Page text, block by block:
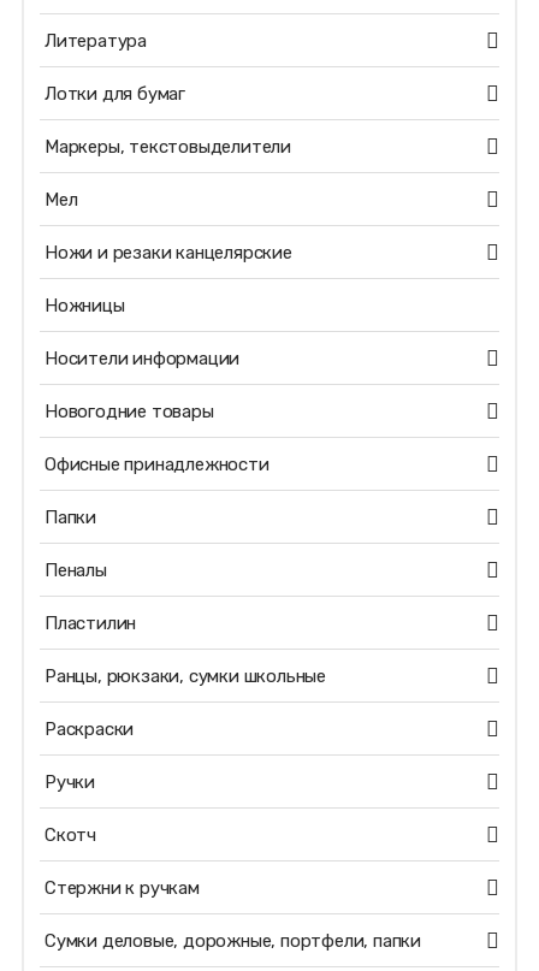
Литература
Лотки для бумаг
Маркеры, текстовыделители
Мел
Ножи и резаки канцелярские
Ножницы
Носители информации
Новогодние товары
Офисные принадлежности
Папки
Пеналы
Пластилин
Ранцы, рюкзаки, сумки школьные
Раскраски
Ручки
Скотч
Стержни к ручкам
Сумки деловые, дорожные, портфели, папки